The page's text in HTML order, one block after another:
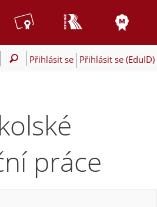
Přihlásit se Přihlásit se (EduID)
práce